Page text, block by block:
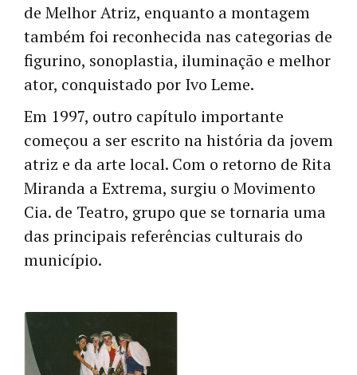
de Melhor Atriz, enquanto a montagem
também foi reconhecida nas categorias de
figurino, sonoplastia, iluminação e melhor
ator, conquistado por Ivo Leme.
Em 1997, outro capítulo importante
começou a ser escrito na história da jovem
atriz e da arte local. Com o retorno de Rita
Miranda a Extrema, surgiu o Movimento
Cia. de Teatro, grupo que se tornaria uma
das principais referências culturais do
município.